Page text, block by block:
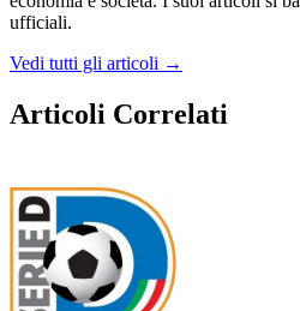
ufficiali.
Vedi tutti gli articoli →
Articoli Correlati